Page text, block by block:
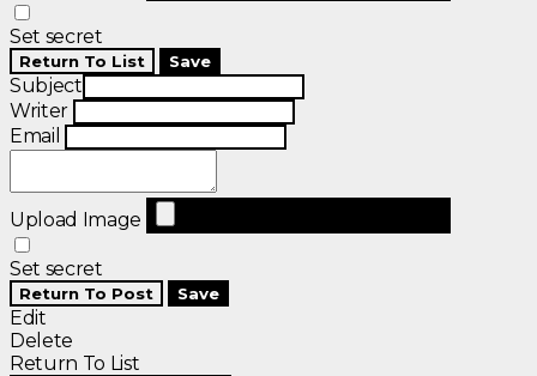
Set secret
Return To List Save
Subject
Writer
Email
Upload Image
Set secret
Return To Post Save
Edit
Delete
Return To List